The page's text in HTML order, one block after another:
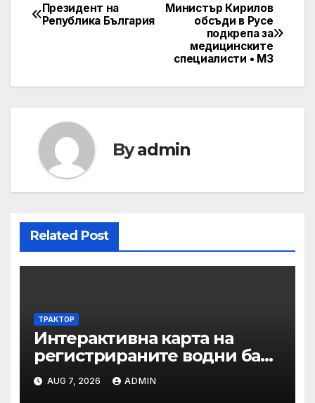
Post
Министър Кирилов
обсъди в Русе
подкрепа за
медицинските
специалисти • МЗ
Президент на
Република България
Byadmin
Related Post
ТРАКТОР
Интерактивна карта на
регистрираните водни бази
по Черноморието за летния
сезон на 2026 г.
AUG 7, 2026 ADMIN